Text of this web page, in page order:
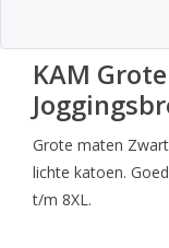
KAM
Grote maten
lichte katoen.
t/m 8XL.